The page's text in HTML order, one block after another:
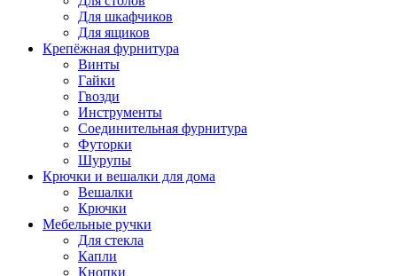
Для шкафчиков
Для ящиков
Крепёжная фурнитура
Винты
Гайки
Гвозди
Инструменты
Соединительная фурнитура
Футорки
Шурупы
Крючки и вешалки для дома
Вешалки
Крючки
Мебельные ручки
Для стекла
Капли
Кнопки